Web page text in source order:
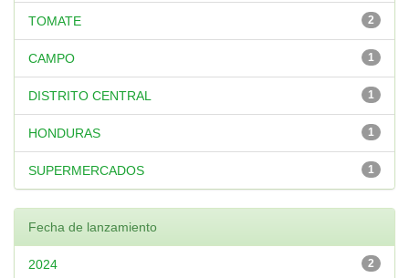
2
TOMATE
1
CAMPO
1
DISTRITO CENTRAL
1
HONDURAS
1
SUPERMERCADOS
Fecha de lanzamiento
2
2024